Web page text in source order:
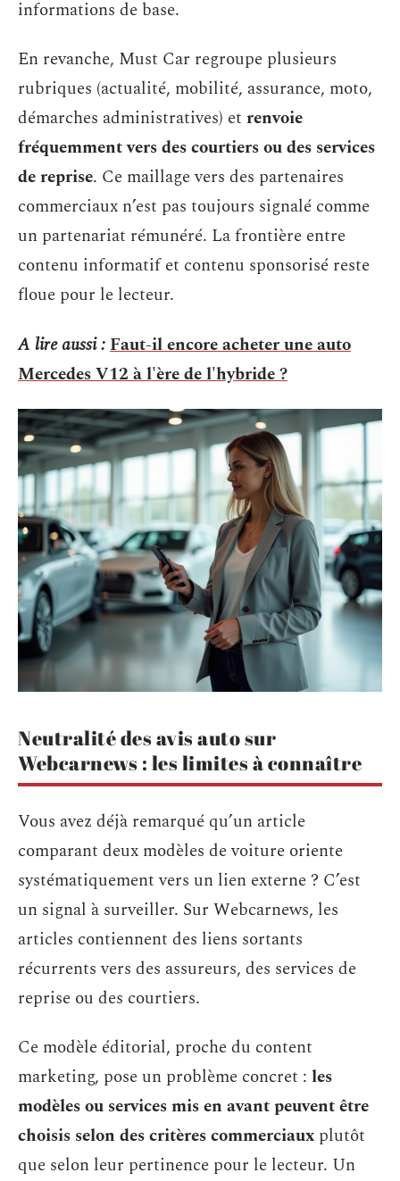
informations de base.
En revanche, Must Car regroupe plusieurs
rubriques (actualité, mobilité, assurance, moto,
démarches administratives) et renvoie
fréquemment vers des courtiers ou des services
de reprise. Ce maillage vers des partenaires
commerciaux n’est pas toujours signalé comme
un partenariat rémunéré. La frontière entre
contenu informatif et contenu sponsorisé reste
floue pour le lecteur.
A lire aussi :Faut-il encore acheter une auto
Mercedes V12 à l'ère de l'hybride ?
Neutralité des avis auto sur
Webcarnews : les limites à connaître
Vous avez déjà remarqué qu’un article
comparant deux modèles de voiture oriente
systématiquement vers un lien externe ? C’est
un signal à surveiller. Sur Webcarnews, les
articles contiennent des liens sortants
récurrents vers des assureurs, des services de
reprise ou des courtiers.
Ce modèle éditorial, proche du content
marketing, pose un problème concret : les
modèles ou services mis en avant peuvent être
choisis selon des critères commerciaux plutôt
que selon leur pertinence pour le lecteur. Un